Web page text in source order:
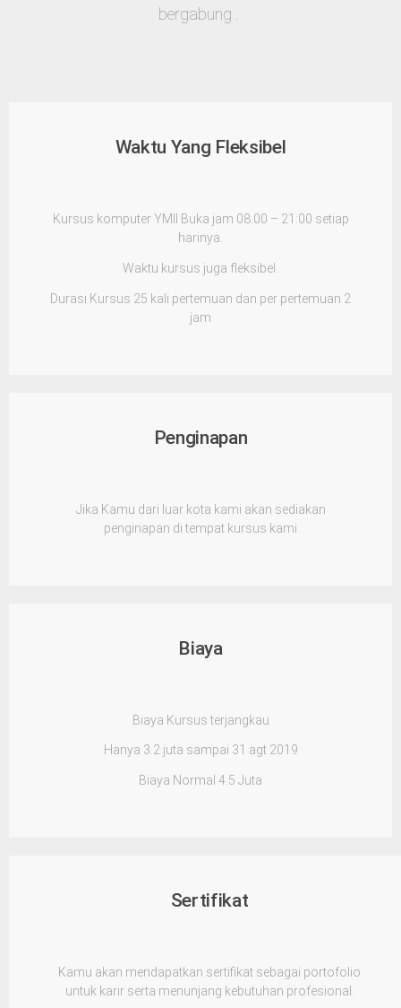
bergabung .
Waktu Yang Fleksibel
Kursus komputer YMII Buka jam 08:00 – 21:00 setiap
harinya.
Waktu kursus juga fleksibel.
Durasi Kursus 25 kali pertemuan dan per pertemuan 2
jam
Penginapan
Jika Kamu dari luar kota kami akan sediakan
penginapan di tempat kursus kami
Biaya
Biaya Kursus terjangkau
Hanya 3.2 juta sampai 31 agt 2019
Biaya Normal 4.5 Juta
Sertifikat
Kamu akan mendapatkan sertifikat sebagai portofolio
untuk karir serta menunjang kebutuhan profesional.